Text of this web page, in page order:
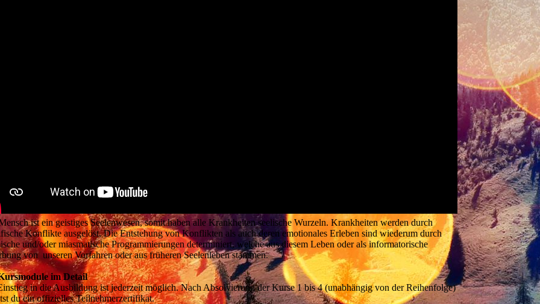
ist ein geistiges Seelenwesen, somit haben alle Krankheiten seelische Wurzeln. Krankheiten werden durch
Konflikte ausgelöst. Die Entstehung von Konflikten als auch deren emotionales Erleben sind wiederum durch
und/oder miasmatische Programmierungen determiniert, welche aus diesem Leben oder als informatorische
von unseren Vorfahren oder aus früheren Seelenleben stammen.
im Detail
in die Ausbildung ist jederzeit möglich. Nach Absolvierung der Kurse 1 bis 4 (unabhängig von der Reihenfolge)
du ein offizielles Teilnehmerzertifikat.